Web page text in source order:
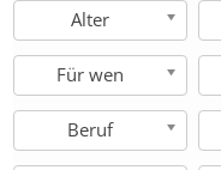
Alter
Für wen
Beruf